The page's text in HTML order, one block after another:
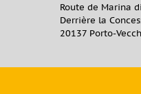
Route de Marina
Derrière la
20137 Porto-